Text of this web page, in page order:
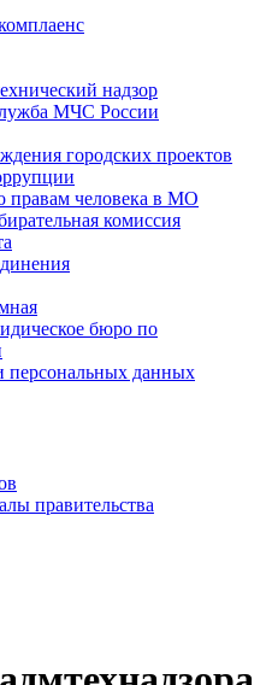
надзор
МЧС России
городских проектов
правам человека в МО
комиссия
бюро по
персональных данных
правительства